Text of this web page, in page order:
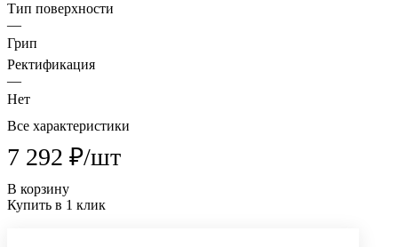
Тип поверхности
—
Грип
Ректификация
—
Нет
Все характеристики
7 292 ₽/шт
В корзину
Купить в 1 клик